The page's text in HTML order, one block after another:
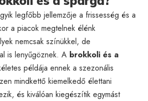
legfőbb jellemzője a frissesség és a
a piacok megtelnek élénk
nemcsak színükkel, de
is lenyűgöznek. A brokkoli és a
példája ennek a szezonális
mindkettő kiemelkedő élettani
és kiválóan kiegészítik egymást